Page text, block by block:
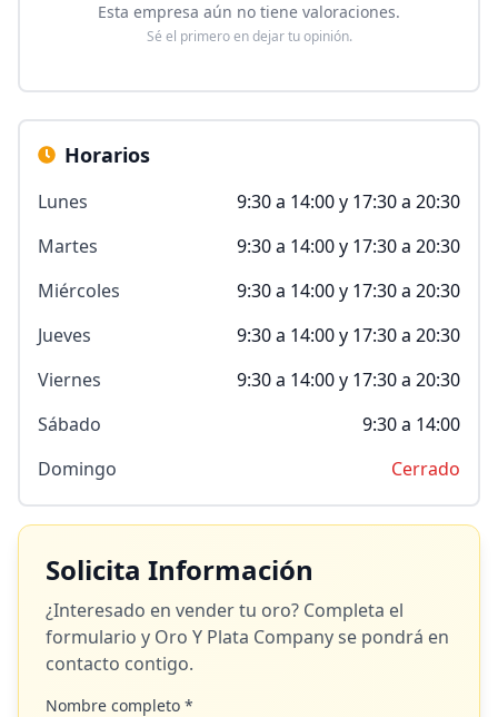
Esta empresa aún no tiene valoraciones.
Sé el primero en dejar tu opinión.
Horarios
Lunes
9:30 a 14:00 y 17:30 a 20:30
Martes
9:30 a 14:00 y 17:30 a 20:30
Miércoles
9:30 a 14:00 y 17:30 a 20:30
Jueves
9:30 a 14:00 y 17:30 a 20:30
Viernes
9:30 a 14:00 y 17:30 a 20:30
Sábado
9:30 a 14:00
Domingo
Cerrado
Solicita Información
¿Interesado en vender tu oro? Completa el
formulario y Oro Y Plata Companyse pondrá en
contacto contigo.
Nombre completo *